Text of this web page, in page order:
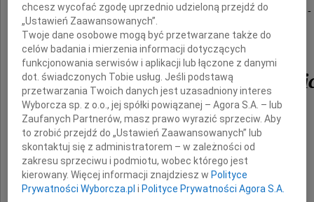
Z urodzenia łodzianin z wyboru szczecinianin -
dr Zbigniew
Bonawentura
Po długiej wojennej tułaczce w 1946 roku
miejscem do życia dla nastoletniego i później
dorosłego Zbyszka stał się Szczecin.
Miasto, które pokochał i dla niego pracował.
W 1951 ukończył słynnego "Pobożniaka"
a następnie studia medyczne na PAM.
chcesz wycofać zgodę uprzednio udzieloną przejdź do
„Ustawień Zaawansowanych”.
Twoje dane osobowe mogą być przetwarzane także do
celów badania i mierzenia informacji dotyczących
funkcjonowania serwisów i aplikacji lub łączone z danymi
dot. świadczonych Tobie usług. Jeśli podstawą
przetwarzania Twoich danych jest uzasadniony interes
Wyborcza sp. z o.o., jej spółki powiązanej – Agora S.A. – lub
Zaufanych Partnerów, masz prawo wyrazić sprzeciw. Aby
to zrobić przejdź do „Ustawień Zaawansowanych” lub
skontaktuj się z administratorem – w zależności od
zakresu sprzeciwu i podmiotu, wobec którego jest
kierowany. Więcej informacji znajdziesz w Polityce
Prywatności Wyborcza.pl i Polityce Prywatności Agora S.A.